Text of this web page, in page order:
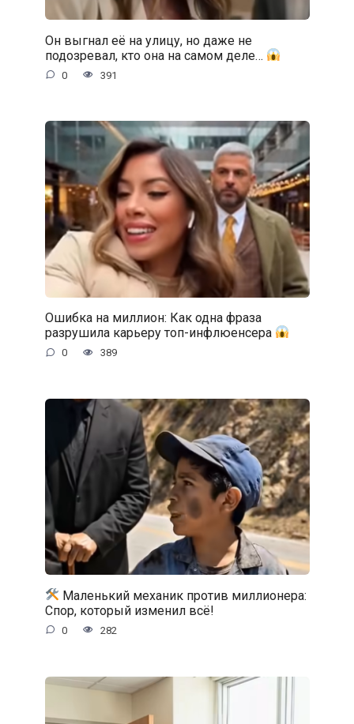
Он выгнал её на улицу, но даже не
подозревал, кто она на самом деле…
0 391
Ошибка на миллион: Как одна фраза
разрушила карьеру топ-инфлюенсера
0 389
Маленький механик против миллионера:
Спор, который изменил всё!
0 282